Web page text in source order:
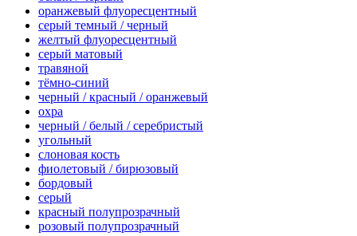
оранжевый флуоресцентный
серый темный / черный
желтый флуоресцентный
серый матовый
травяной
тёмно-синий
черный / красный / оранжевый
охра
черный / белый / серебристый
угольный
слоновая кость
фиолетовый / бирюзовый
бордовый
серый
красный полупрозрачный
розовый полупрозрачный